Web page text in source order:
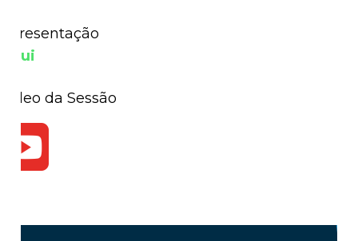
da Sessão